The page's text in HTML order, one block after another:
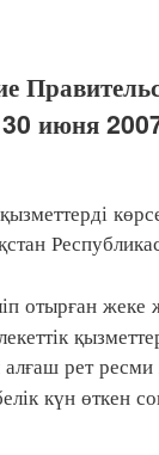
июня
отырған жеке
рет ресми
күн өткен